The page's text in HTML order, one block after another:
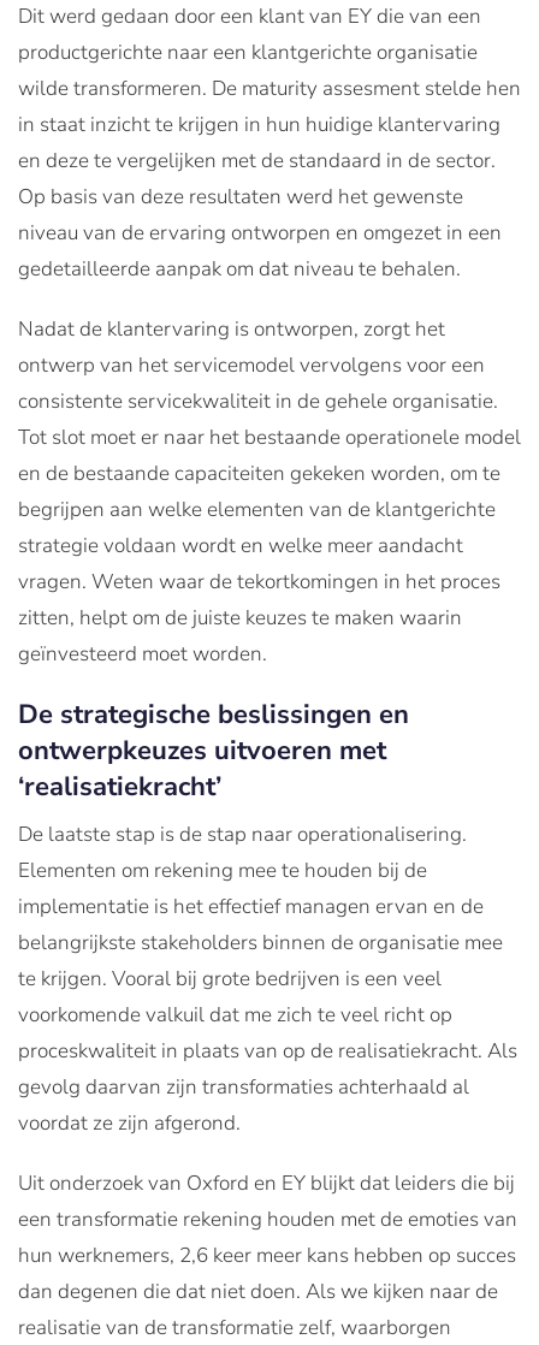
Dit werd gedaan door een klant van EY die van een
productgerichte naar een klantgerichte organisatie
wilde transformeren. De maturity assesment stelde hen
in staat inzicht te krijgen in hun huidige klantervaring
en deze te vergelijken met de standaard in de sector.
Op basis van deze resultaten werd het gewenste
niveau van de ervaring ontworpen en omgezet in een
gedetailleerde aanpak om dat niveau te behalen.
Nadat de klantervaring is ontworpen, zorgt het
ontwerp van het servicemodel vervolgens voor een
consistente servicekwaliteit in de gehele organisatie.
Tot slot moet er naar het bestaande operationele model
en de bestaande capaciteiten gekeken worden, om te
begrijpen aan welke elementen van de klantgerichte
strategie voldaan wordt en welke meer aandacht
vragen. Weten waar de tekortkomingen in het proces
zitten, helpt om de juiste keuzes te maken waarin
geïnvesteerd moet worden.
De strategische beslissingen en
ontwerpkeuzes uitvoeren met
‘realisatiekracht’
De laatste stap is de stap naar operationalisering.
Elementen om rekening mee te houden bij de
implementatie is het effectief managen ervan en de
belangrijkste stakeholders binnen de organisatie mee
te krijgen. Vooral bij grote bedrijven is een veel
voorkomende valkuil dat me zich te veel richt op
proceskwaliteit in plaats van op de realisatiekracht. Als
gevolg daarvan zijn transformaties achterhaald al
voordat ze zijn afgerond.
Uit onderzoek van Oxford en EY blijkt dat leiders die bij
een transformatie rekening houden met de emoties van
hun werknemers, 2,6 keer meer kans hebben op succes
dan degenen die dat niet doen. Als we kijken naar de
realisatie van de transformatie zelf, waarborgen